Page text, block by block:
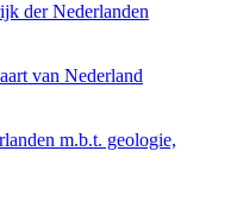
der Nederlanden
van Nederland
m.b.t. geologie,